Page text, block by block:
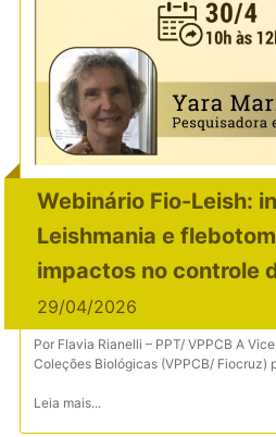
Webinário Fio-Leish:
Leishmania e
impactos no controle
29/04/2026
Por Flavia Rianelli – PPT/ VPPCB A
Coleções Biológicas (VPPCB/ Fiocruz)
Leia mais...